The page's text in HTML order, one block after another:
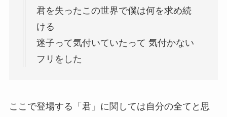
君を失ったこの世界で僕は何を求め続
ける
迷子って気付いていたって 気付かない
フリをした
ここで登場する「君」に関しては自分の全てと思